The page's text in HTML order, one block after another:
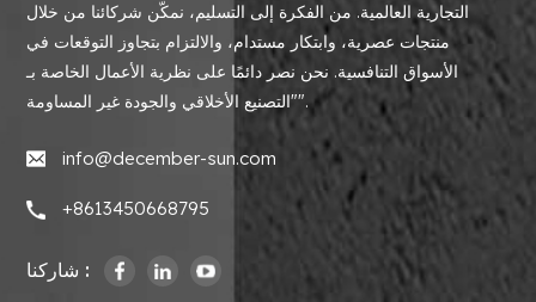
التجارية العالمية. من الفكرة إلى التسليم، نمكّن شركائنا من خلال
منتجات عصرية، وابتكار مستدام، والالتزام بتجاوز التوقعات في
الأسواق التنافسية. نحن نصر دائمًا على نظرية الأعمال الخاصة بـ
"التصنيع الأخلاقي والجودة غير المساومة".
info@december-sun.com
+8613450668795
شاركنا :